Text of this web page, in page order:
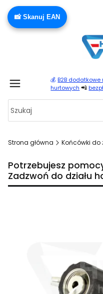
📸 Skanuj EAN
💰 B2B
hurtowych 📲
Strona główna Końcówki do
Potrzebujesz
Zadzwoń do działu